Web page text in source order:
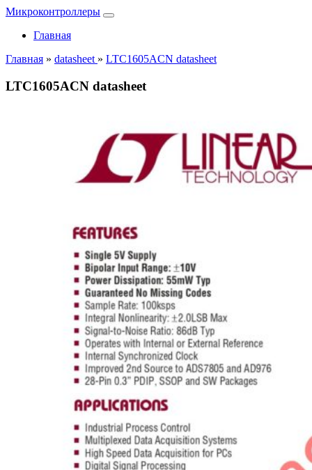
Микроконтроллеры
Главная
Главная » datasheet » LTC1605ACN datasheet
LTC1605ACN datasheet